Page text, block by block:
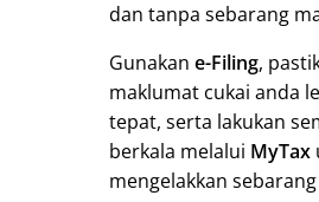
dan tanpa sebarang
Gunakan e-Filing,
maklumat cukai anda
tepat, serta lakukan
berkala melalui MyTax
mengelakkan